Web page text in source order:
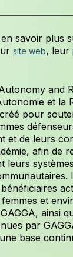
savoir plus
site web, leur
and
et la
pour
et de leurs
afin de
leurs
et
ainsi
par
base